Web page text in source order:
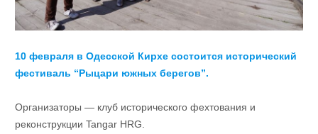
10 февраля в Одесской Кирхе состоится исторический
фестиваль “Рыцари южных берегов”.
Организаторы — клуб исторического фехтования и
реконструкции Tangar HRG.